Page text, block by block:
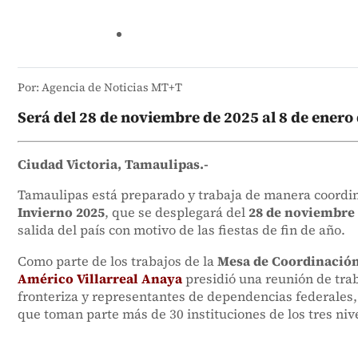
Por: Agencia de Noticias MT+T
Será del 28 de noviembre de 2025 al 8 de enero
Ciudad Victoria, Tamaulipas.-
Tamaulipas está preparado y trabaja de manera
Invierno 2025, que se desplegará del 28 de noviembre
salida del país con motivo de las fiestas de fin de año.
Como parte de los trabajos de laMesa de
Américo Villarreal Anayapresidió una reunión de
fronteriza y representantes de dependencias
que toman parte más de 30 instituciones de los tres